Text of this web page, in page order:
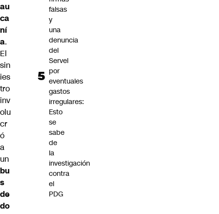
au
ca
ní
a.
El
sin
ies
tro
inv
olu
cr
ó
a
un
bu
s
de
do
falsas
y
una
denuncia
del
Servel
por
eventuales
gastos
irregulares:
Esto
se
sabe
de
la
investigación
contra
el
PDG